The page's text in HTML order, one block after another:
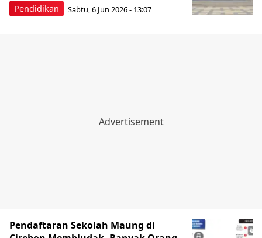
Pendidikan Sabtu, 6 Jun 2026 - 13:07
Pendaftaran Sekolah Maung di